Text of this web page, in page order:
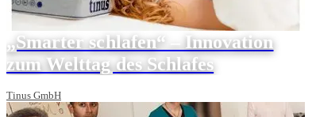
„Smarter schlafen“ – Innovation
zum Welttag des Schlafes
Tinus GmbH